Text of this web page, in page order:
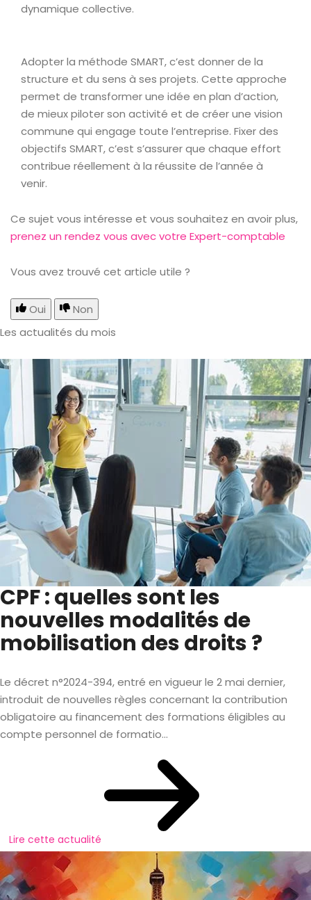
dynamique collective.
Adopter la méthode SMART, c’est donner de la
structure et du sens à ses projets. Cette approche
permet de transformer une idée en plan d’action,
de mieux piloter son activité et de créer une vision
commune qui engage toute l’entreprise. Fixer des
objectifs SMART, c’est s’assurer que chaque effort
contribue réellement à la réussite de l’année à
venir.
Ce sujet vous intéresse et vous souhaitez en avoir plus,
prenez un rendez vous avec votre Expert-comptable
Vous avez trouvé cet article utile ?
Oui
Non
Les actualités du mois
CPF : quelles sont les
nouvelles modalités de
mobilisation des droits ?
Le décret n°2024-394, entré en vigueur le 2 mai dernier,
introduit de nouvelles règles concernant la contribution
obligatoire au financement des formations éligibles au
compte personnel de formatio...
Lire cette actualité